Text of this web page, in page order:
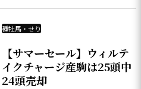
種牡馬・せり
【サマーセール】ウィルテ
イクチャージ産駒は25頭中
24頭売却